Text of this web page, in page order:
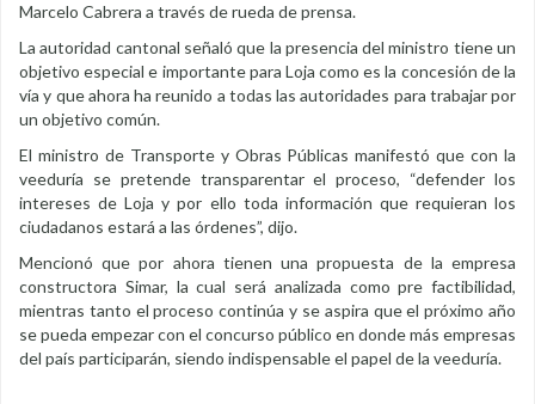
Marcelo Cabrera a través de rueda de prensa.
La autoridad cantonal señaló que la presencia del ministro tiene un
objetivo especial e importante para Loja como es la concesión de la
vía y que ahora ha reunido a todas las autoridades para trabajar por
un objetivo común.
El ministro de Transporte y Obras Públicas manifestó que con la
veeduría se pretende transparentar el proceso, “defender los
intereses de Loja y por ello toda información que requieran los
ciudadanos estará a las órdenes”, dijo.
Mencionó que por ahora tienen una propuesta de la empresa
constructora Simar, la cual será analizada como pre factibilidad,
mientras tanto el proceso continúa y se aspira que el próximo año
se pueda empezar con el concurso público en donde más empresas
del país participarán, siendo indispensable el papel de la veeduría.